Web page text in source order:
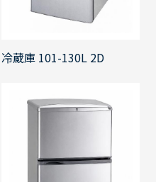
冷蔵庫 101-130L 2D